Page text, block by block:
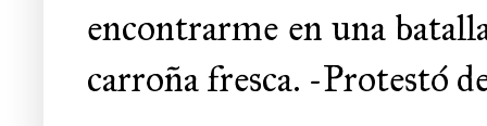
encontrarme en una
carroña fresca. -Protestó